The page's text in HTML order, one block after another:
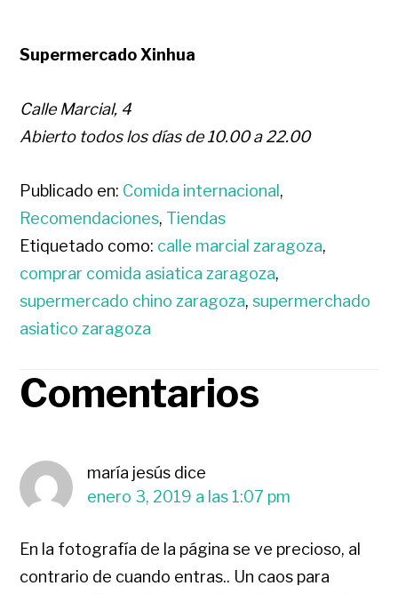
Supermercado Xinhua
Calle Marcial, 4
Abierto todos los días de 10.00 a 22.00
Publicado en: Comida internacional ,
Recomendaciones, Tiendas
Etiquetado como: calle marcial zaragoza,
comprar comida asiatica zaragoza,
supermercado chino zaragoza,supermerchado
asiatico zaragoza
INTERACCIONES
CON
LOS
LECTORES
Comentarios
maría jesús dice
enero 3, 2019 a las 1:07 pm
En la fotografía de la página se ve precioso, al
contrario de cuando entras.. Un caos para